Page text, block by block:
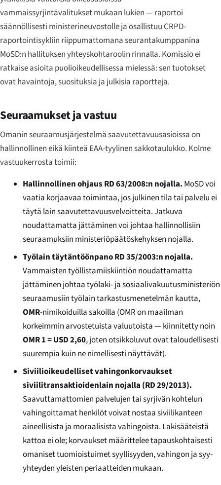
vammaissyrjintävalitukset mukaan lukien — raportoi
säännöllisesti ministerineuvostolle ja osallistuu CRPD-
raportointisykliin riippumattomana seurantakumppanina
MoSD:n hallituksen yhteyskohtaroolin rinnalla. Komissio ei
ratkaise asioita puolioikeudellisessa mielessä: sen tuotokset
ovat havaintoja, suosituksia ja julkisia raportteja.
Seuraamukset ja vastuu
Omanin seuraamusjärjestelmä saavutettavuusasioissa on
hallinnollinen eikä kiinteä EAA-tyylinen sakkotaulukko. Kolme
vastuukerrosta toimii:
Hallinnollinen ohjaus RD 63/2008:n nojalla. MoSD voi
vaatia korjaavaa toimintaa, jos julkinen tila tai palvelu ei
täytä lain saavutettavuusvelvoitteita. Jatkuva
noudattamatta jättäminen voi johtaa hallinnollisiin
seuraamuksiin ministeriöpäätöskehyksen nojalla.
Työlain täytäntöönpano RD 35/2003:n nojalla.
Vammaisten työllistamiiskiintiön noudattamatta
jättäminen johtaa työlaki- ja sosiaalivakuutusministeriön
seuraamusiin työlain tarkastusmenetelmän kautta,
OMR-nimikoiduilla sakoilla (OMR on maailman
korkeimmin arvostetuista valuutoista — kiinnitetty noin
OMR 1 = USD 2,60, joten otsikkoluvut ovat taloudellisesti
suurempia kuin ne nimellisesti näyttävät).
Siviilioikeudelliset vahingonkorvaukset
siviilitransaktioidenlain nojalla (RD 29/2013).
Saavuttamattomien palvelujen tai syrjivän kohtelun
vahingoittamat henkilöt voivat nostaa siviilikanteen
aineellisista ja moraalisista vahingoista. Lakisääteistä
kattoa ei ole; korvaukset määrittelee tapauskohtaisesti
omaniset tuomioistuimet syyllisyyden, vahingon ja syy-
yhteyden yleisten periaatteiden mukaan.